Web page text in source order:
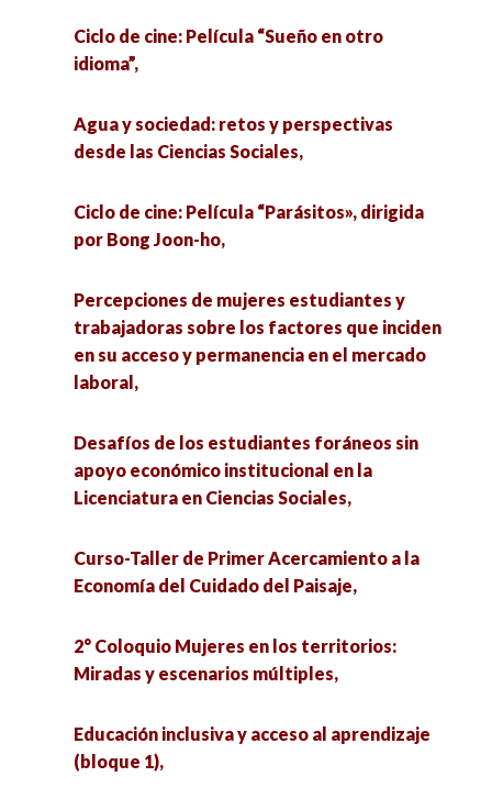
Ciclo de cine: Película “Sueño en otro
idioma”,
Agua y sociedad: retos y perspectivas
desde las Ciencias Sociales,
Ciclo de cine: Película “Parásitos», dirigida
por Bong Joon-ho,
Percepciones de mujeres estudiantes y
trabajadoras sobre los factores que inciden
en su acceso y permanencia en el mercado
laboral,
Desafíos de los estudiantes foráneos sin
apoyo económico institucional en la
Licenciatura en Ciencias Sociales,
Curso-Taller de Primer Acercamiento a la
Economía del Cuidado del Paisaje,
2° Coloquio Mujeres en los territorios:
Miradas y escenarios múltiples,
Educación inclusiva y acceso al aprendizaje
(bloque 1),